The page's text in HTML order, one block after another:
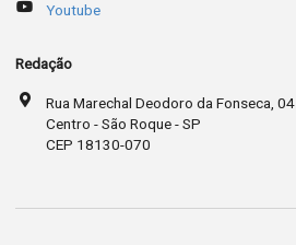
Youtube
Redação
Rua Marechal Deodoro da Fonseca, 04
Centro - São Roque - SP
CEP 18130-070